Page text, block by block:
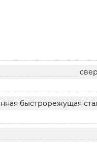
быстрорежущая